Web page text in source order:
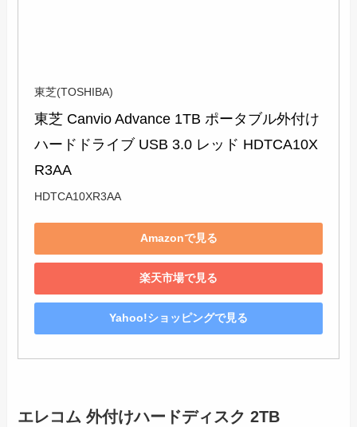
東芝(TOSHIBA)
東芝 Canvio Advance 1TB ポータブル外付け
ハードドライブ USB 3.0 レッド HDTCA10X
R3AA
HDTCA10XR3AA
Amazonで見る
楽天市場で見る
Yahoo!ショッピングで見る
エレコム 外付けハードディスク 2TB